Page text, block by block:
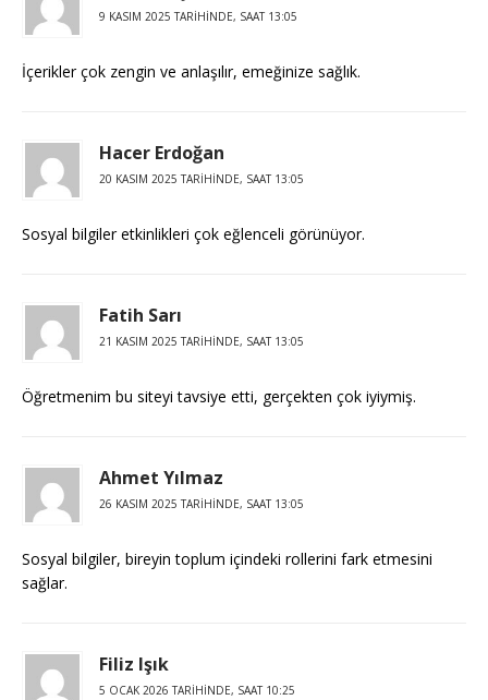
9 KASIM 2025 TARIHINDE, SAAT 13:05
İçerikler çok zengin ve anlaşılır, emeğinize sağlık.
Hacer Erdoğan
20 KASIM 2025 TARIHINDE, SAAT 13:05
Sosyal bilgiler etkinlikleri çok eğlenceli görünüyor.
Fatih Sarı
21 KASIM 2025 TARIHINDE, SAAT 13:05
Öğretmenim bu siteyi tavsiye etti, gerçekten çok iyiymiş.
Ahmet Yılmaz
26 KASIM 2025 TARIHINDE, SAAT 13:05
Sosyal bilgiler, bireyin toplum içindeki rollerini fark etmesini
sağlar.
Filiz Işık
5 OCAK 2026 TARIHINDE, SAAT 10:25